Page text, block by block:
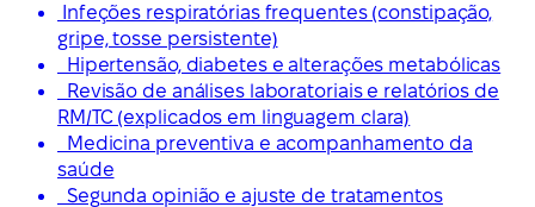
Infeções respiratórias frequentes (constipação,
gripe, tosse persistente)
Hipertensão, diabetes e alterações metabólicas
Revisão de análises laboratoriais e relatórios de
RM/TC (explicados em linguagem clara)
Medicina preventiva e acompanhamento da
saúde
Segunda opinião e ajuste de tratamentos